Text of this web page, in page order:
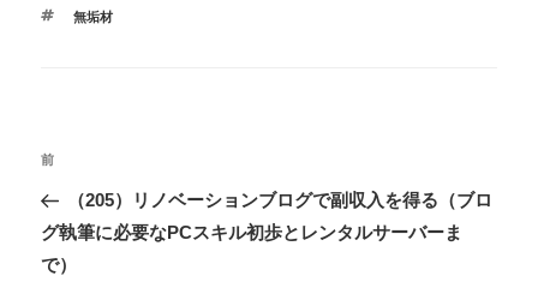
ゴ
タ
無垢材
ナ
ビ
ゲ
過
去
の
投
前
（205）リノベーションブログで副収入を得る（ブロ
グ執筆に必要なPCスキル初歩とレンタルサーバーま
で）